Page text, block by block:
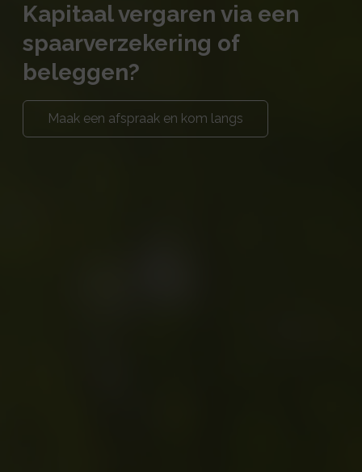
Kapitaal vergaren via een
spaarverzekering of
beleggen?
Maak een afspraak en kom langs